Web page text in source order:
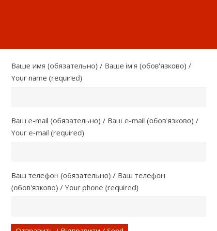
Ваше имя (обязательно) / Ваше ім'я (обов'язково) /
Your name (required)
Ваш e-mail (обязательно) / Ваш e-mail (обов'язково) /
Your e-mail (required)
Ваш телефон (обязательно) / Ваш телефон
(обов'язково) / Your phone (required)